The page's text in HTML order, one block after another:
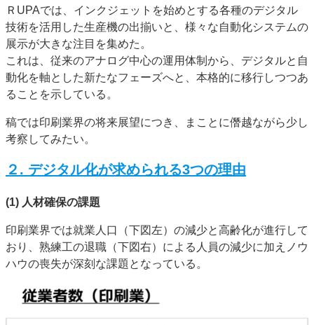
会社案内
購読・購入申し込み
サイトポリシー
お問い合わせ
ＲUPAでは、インクジェットを始めとする各種のデジタル
技術を活用した生産機の出揃いと、様々な自動化システムの
展示が大きな注目を集めた。
これは、従来のアナログ中心の運用体制から、デジタルと自
動化を軸とした新たなフェーズへと、本格的に移行しつつあ
ることを示している。
稿では印刷業界の将来展望につき、まことに僭越ながら少し
考察してみたい。
２. デジタル化が求められる3つの理由
(1) 人材確保の課題
印刷業界では就業人口（下図左）の減少と高齢化が進行して
おり、熟練工の退職（下図右）による人員の減少に加えノウ
ハウの喪失が深刻な課題となっている。